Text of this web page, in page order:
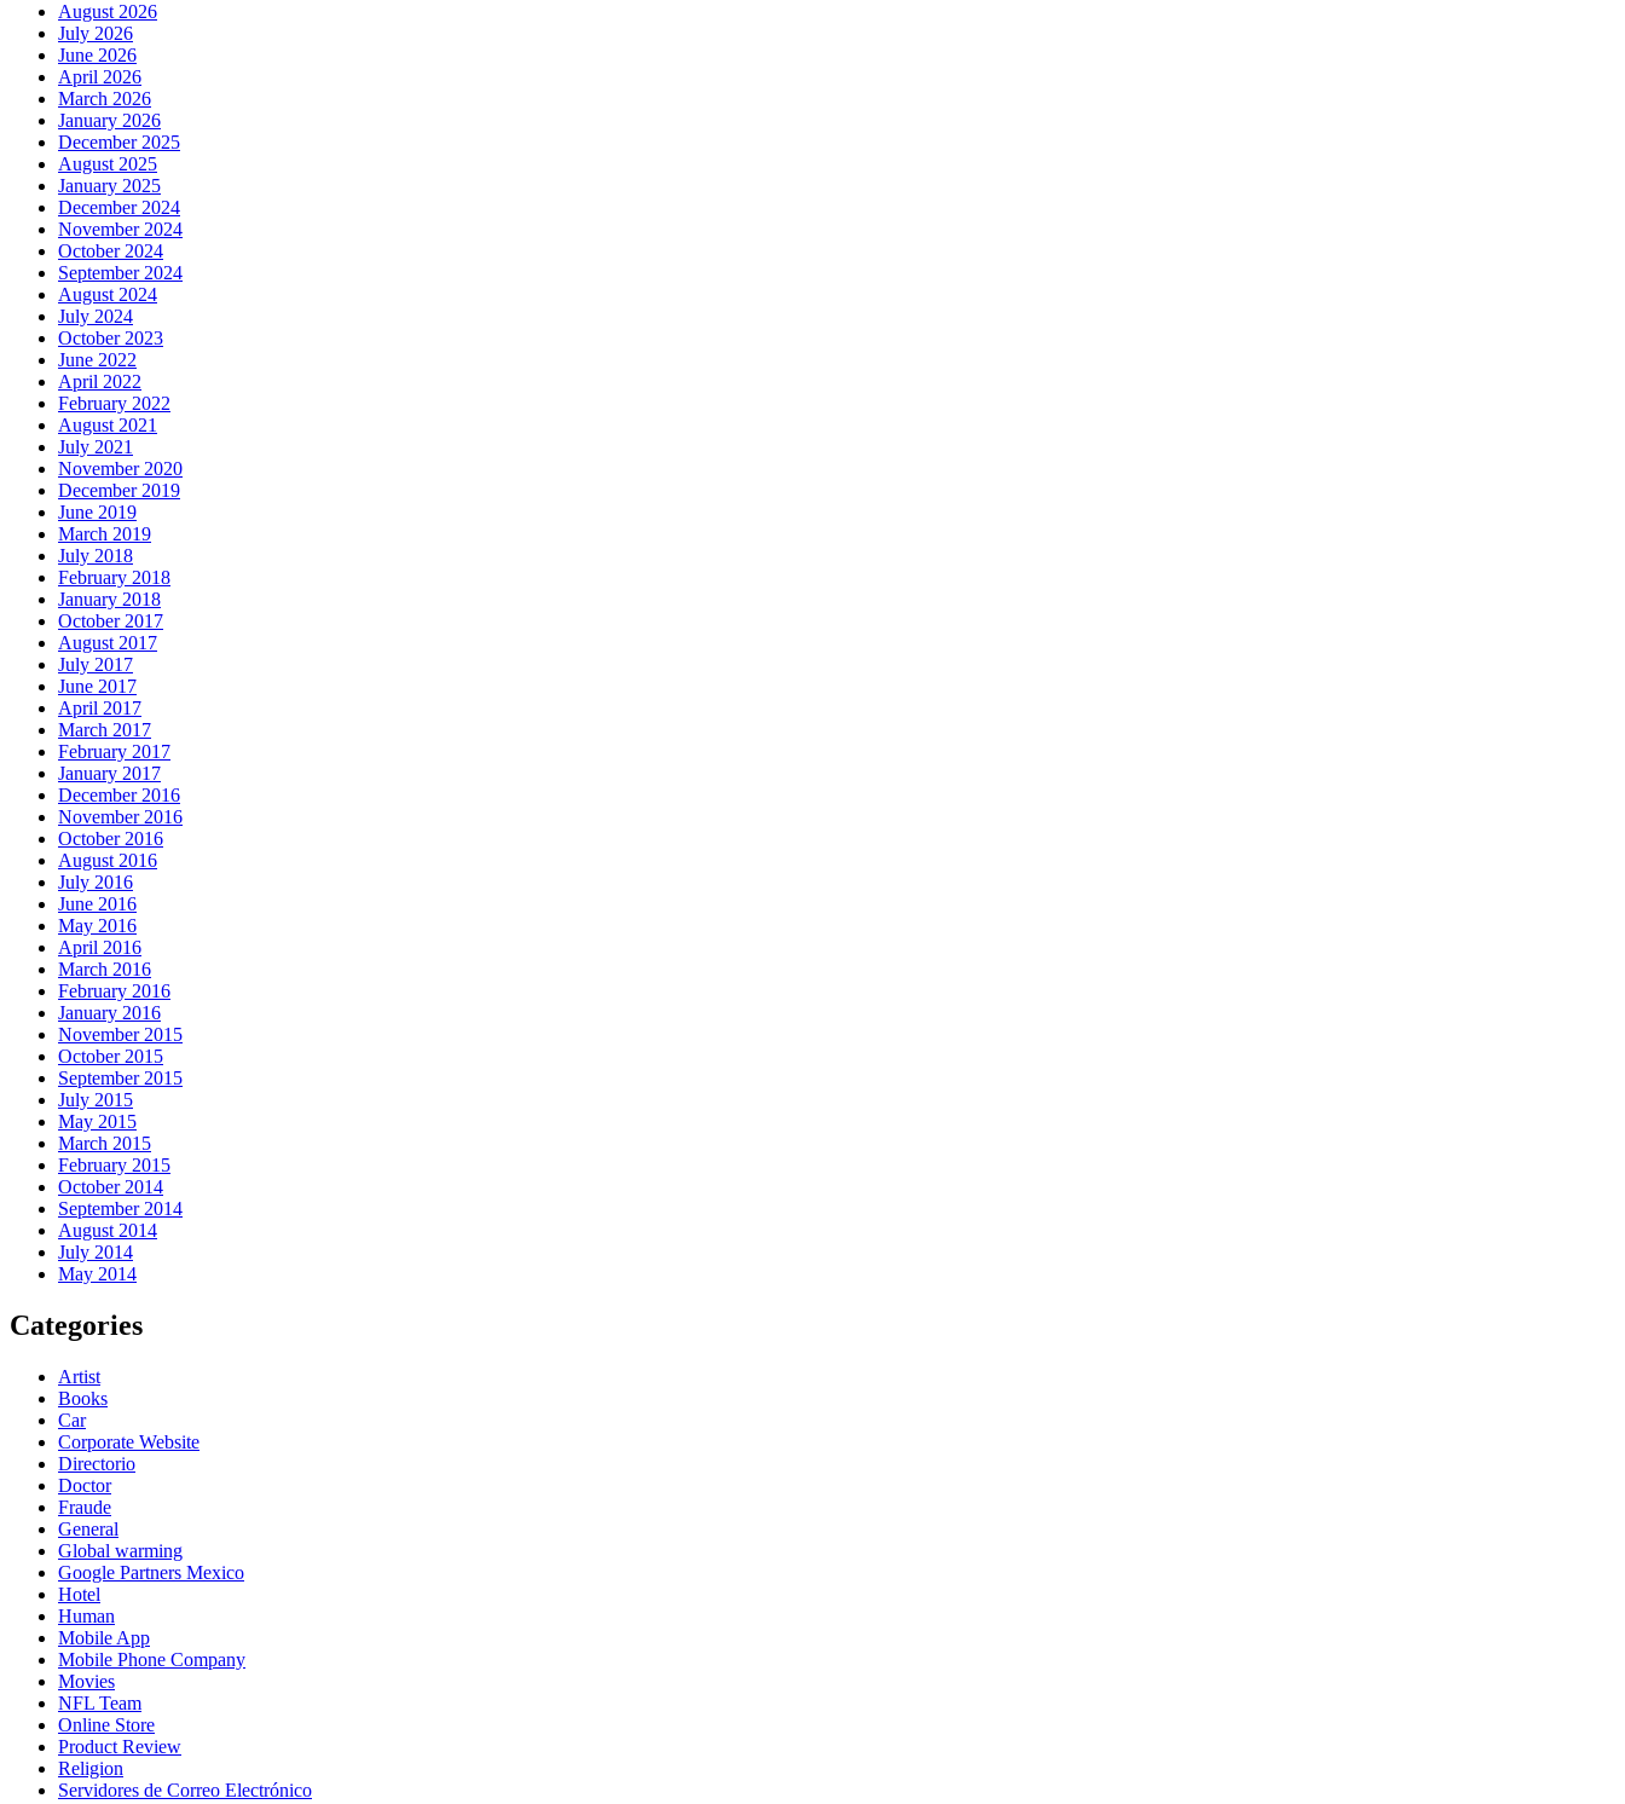
August 2026
July 2026
June 2026
April 2026
March 2026
January 2026
December 2025
August 2025
January 2025
December 2024
November 2024
October 2024
September 2024
August 2024
July 2024
October 2023
June 2022
April 2022
February 2022
August 2021
July 2021
November 2020
December 2019
June 2019
March 2019
July 2018
February 2018
January 2018
October 2017
August 2017
July 2017
June 2017
April 2017
March 2017
February 2017
January 2017
December 2016
November 2016
October 2016
August 2016
July 2016
June 2016
May 2016
April 2016
March 2016
February 2016
January 2016
November 2015
October 2015
September 2015
July 2015
May 2015
March 2015
February 2015
October 2014
September 2014
August 2014
July 2014
May 2014
Categories
Artist
Books
Car
Corporate Website
Directorio
Doctor
Fraude
General
Global warming
Google Partners Mexico
Hotel
Human
Mobile App
Mobile Phone Company
Movies
NFL Team
Online Store
Product Review
Religion
Servidores de Correo Electrónico